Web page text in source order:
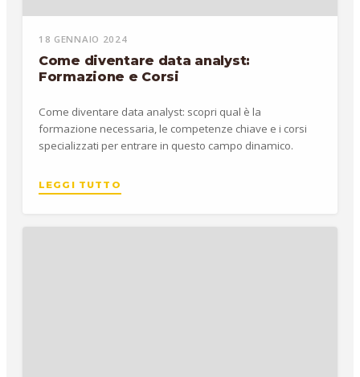
18 GENNAIO 2024
Come diventare data analyst:
Formazione e Corsi
Come diventare data analyst: scopri qual è la
formazione necessaria, le competenze chiave e i corsi
specializzati per entrare in questo campo dinamico.
LEGGI TUTTO